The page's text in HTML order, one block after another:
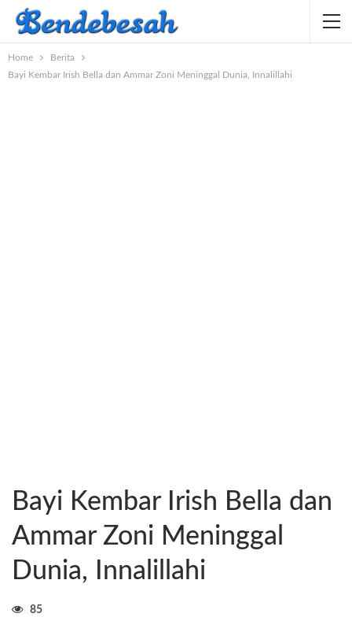
Home
Berita
Bayi Kembar Irish Bella dan Ammar Zoni Meninggal Dunia, Innalillahi
Bayi Kembar Irish Bella dan
Ammar Zoni Meninggal
Dunia, Innalillahi
85